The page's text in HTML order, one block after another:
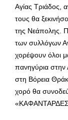
Αγίας Τριάδος,
τους θα
της Νεάπολης.
των συλλόγων
χορέψουν όλοι
πανηγύρια στην
στη Βόρεια
χορό θα